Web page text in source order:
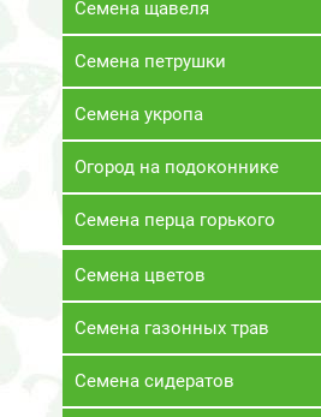
Семена щавеля
Семена петрушки
Семена укропа
Огород на подоконнике
Семена перца горького
Семена цветов
Семена газонных трав
Семена сидератов